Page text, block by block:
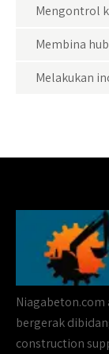
Mengontrol
Membina
Melakukan
Niagabeton.com
bergerak
construction